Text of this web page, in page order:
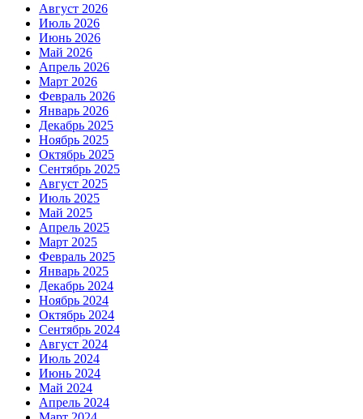
Август 2026
Июль 2026
Июнь 2026
Май 2026
Апрель 2026
Март 2026
Февраль 2026
Январь 2026
Декабрь 2025
Ноябрь 2025
Октябрь 2025
Сентябрь 2025
Август 2025
Июль 2025
Май 2025
Апрель 2025
Март 2025
Февраль 2025
Январь 2025
Декабрь 2024
Ноябрь 2024
Октябрь 2024
Сентябрь 2024
Август 2024
Июль 2024
Июнь 2024
Май 2024
Апрель 2024